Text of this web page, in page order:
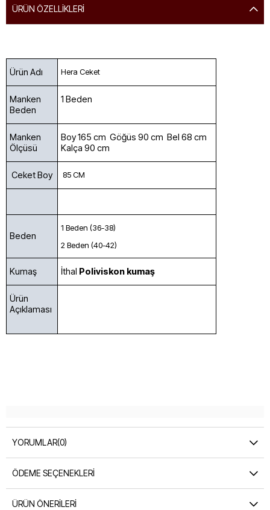
ÜRÜN ÖZELLIKLERI
Ürün Adı Hera Ceket
Manken
Beden
1 Beden
Manken
Ölçüsü
Boy 165 cm Göğüs 90 cm Bel 68 cm
Kalça 90 cm
Ceket Boy 85 CM
Beden
1 Beden (36-38)
2 Beden (40-42)
Kumaş İthal Poliviskon kumaş
Ürün
Açıklaması
YORUMLAR(0)
ÖDEME SEÇENEKLERI
ÜRÜN ÖNERILERI